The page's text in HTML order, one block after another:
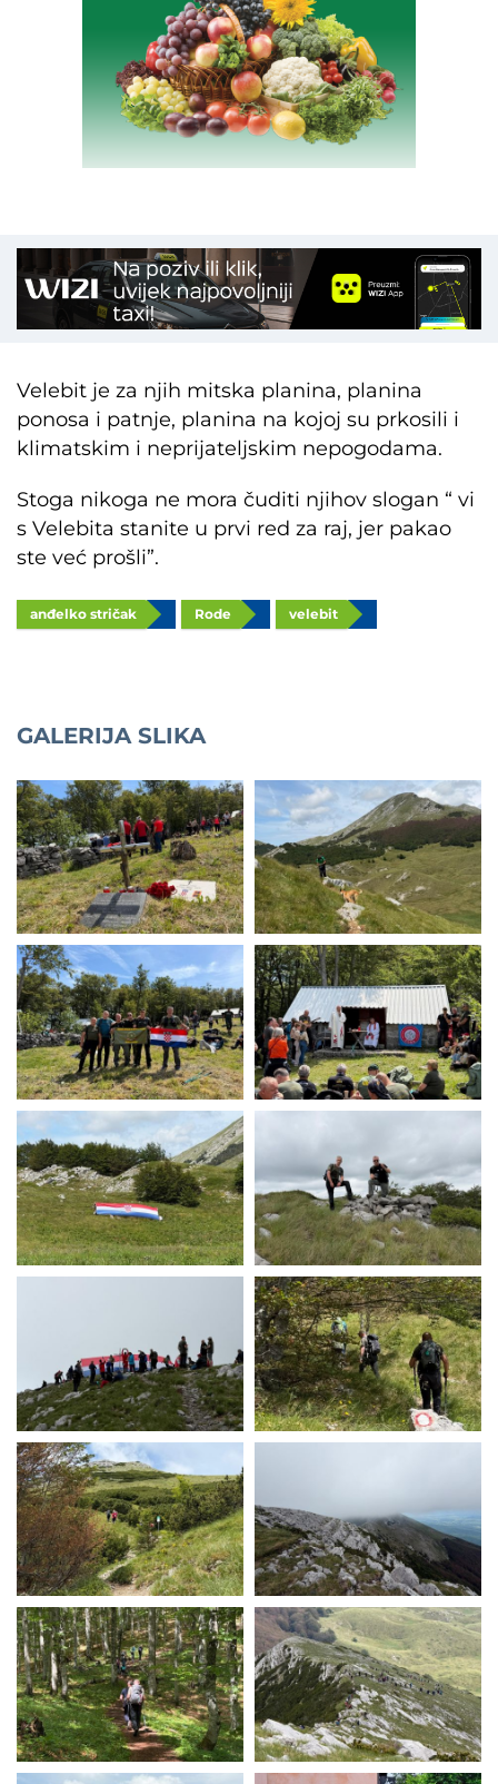
Velebit je za njih mitska planina, planina
ponosa i patnje, planina na kojoj su prkosili i
klimatskim i neprijateljskim nepogodama.
Stoga nikoga ne mora čuditi njihov slogan “ vi
s Velebita stanite u prvi red za raj, jer pakao
ste već prošli”.
anđelko stričak Rode velebit
GALERIJA SLIKA